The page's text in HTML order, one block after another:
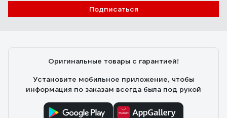
Отличная цепь, пилит как по маслу и вдоль, и поперек.
Подписаться
Оригинальные товары с гарантией!
Установите мобильное приложение, чтобы
информация по заказам всегда была под рукой